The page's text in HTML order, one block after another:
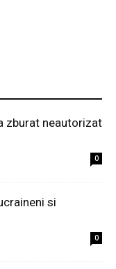
zburat neautorizat
0
si
0